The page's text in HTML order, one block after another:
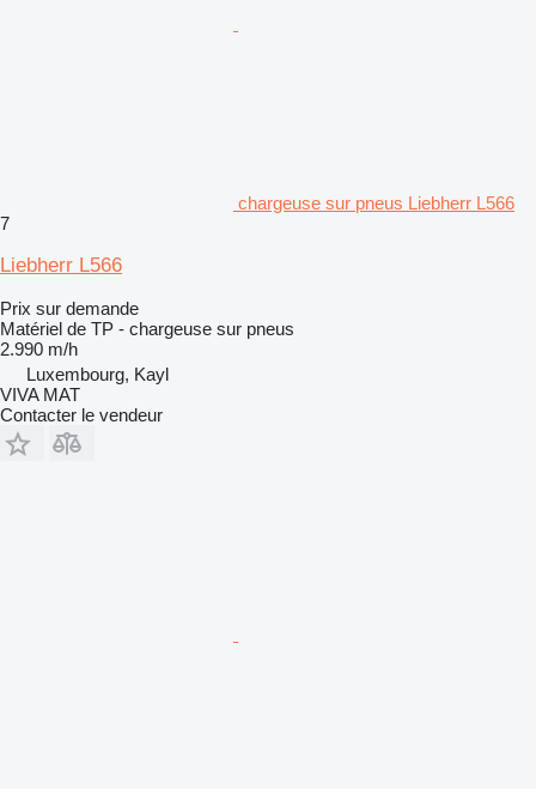
chargeuse sur pneus Liebherr L566
7
Liebherr L566
Prix sur demande
Matériel de TP - chargeuse sur pneus
2.990 m/h
Luxembourg, Kayl
VIVA MAT
Contacter le vendeur